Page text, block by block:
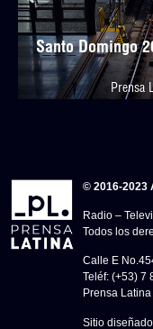
Santo Domingo
Prensa
© 2016-2023
Radio –
Todos los
Calle E
Teléf: (+53) 7
Prensa
Sitio